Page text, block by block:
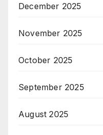
December 2025
November 2025
October 2025
September 2025
August 2025